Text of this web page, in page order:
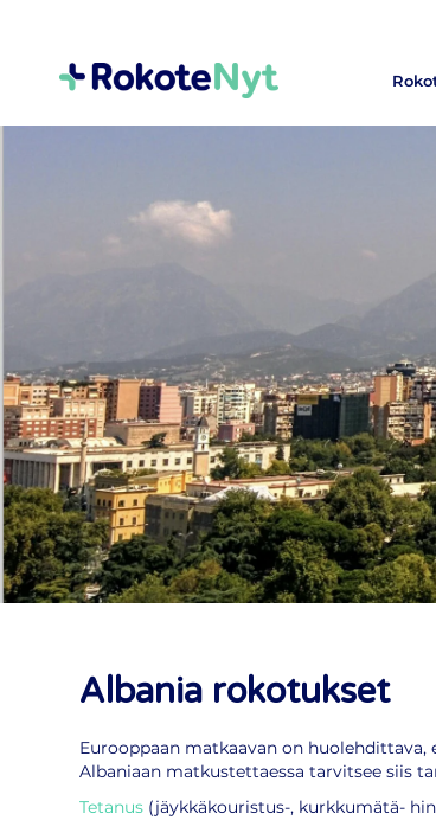
Albania rokotukset
Eurooppaan matkaavan on
Albaniaan matkustettaessa tarvitsee siis
Tetanus (jäykkäkouristus-, kurkkumätä-